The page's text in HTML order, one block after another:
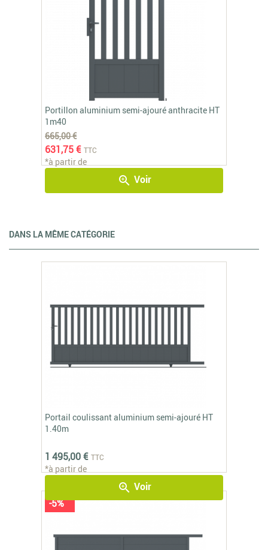
Portillon aluminium semi-ajouré anthracite HT
1m40
665,00 €
631,75 € TTC
*à partir de
zoom_in Voir
DANS LA MÊME CATÉGORIE
Portail coulissant aluminium semi-ajouré HT
1.40m
1 495,00 € TTC
*à partir de
zoom_in Voir
-5%